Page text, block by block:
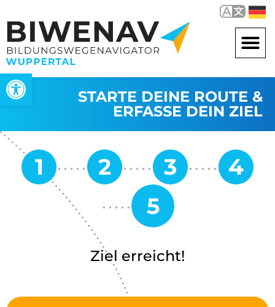
Werkzeugleiste öffnen
STARTE DEINE ROUTE &
ERFASSE DEIN ZIEL
Ziel erreicht!